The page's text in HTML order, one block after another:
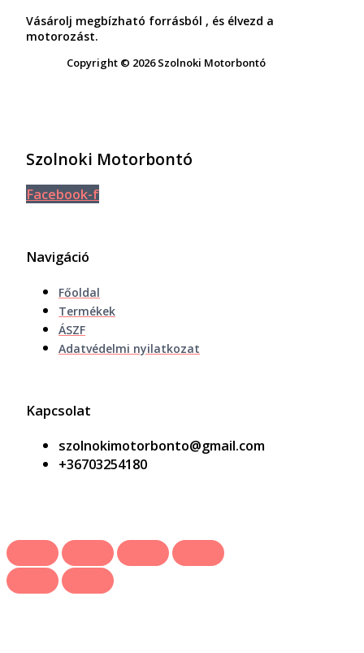
Vásárolj megbízható forrásból , és élvezd a
motorozást.
Copyright © 2026 Szolnoki Motorbontó
Szolnoki Motorbontó
Facebook-f
Navigáció
Főoldal
Termékek
ÁSZF
Adatvédelmi nyilatkozat
Kapcsolat
szolnokimotorbonto@gmail.com
+36703254180